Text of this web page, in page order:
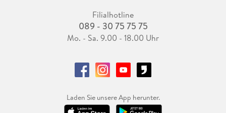
Filialhotline
089 - 30 75 75 75
Mo. - Sa. 9.00 - 18.00 Uhr
Laden Sie unsere App herunter.